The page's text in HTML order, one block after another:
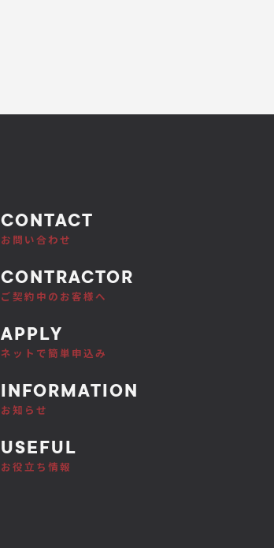
CONTACT
お問い合わせ
CONTRACTOR
ご契約中のお客様へ
APPLY
ネットで簡単申込み
INFORMATION
お知らせ
USEFUL
お役立ち情報